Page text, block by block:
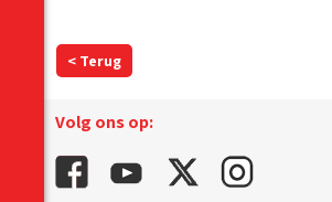
< Terug
Volg ons op: